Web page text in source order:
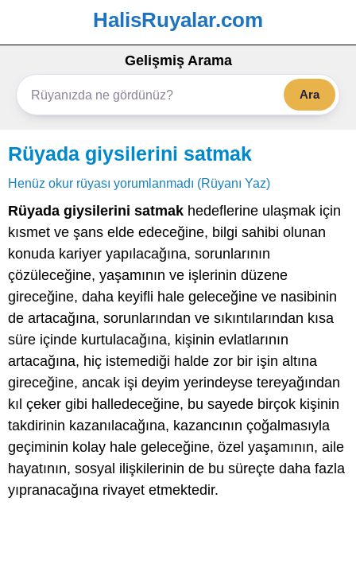
HalisRuyalar.com
Gelişmiş Arama
Ara
Rüyada giysilerini satmak
Henüz okur rüyası yorumlanmadı (Rüyanı Yaz)
Rüyada giysilerini satmak hedeflerine ulaşmak için
kısmet ve şans elde edeceğine, bilgi sahibi olunan
konuda kariyer yapılacağına, sorunlarının
çözüleceğine, yaşamının ve işlerinin düzene
gireceğine, daha keyifli hale geleceğine ve nasibinin
de artacağına, sorunlarından ve sıkıntılarından kısa
süre içinde kurtulacağına, kişinin evlatlarının
artacağına, hiç istemediği halde zor bir işin altına
gireceğine, ancak işi deyim yerindeyse tereyağından
kıl çeker gibi halledeceğine, bu sayede birçok kişinin
takdirinin kazanılacağına, kazancının çoğalmasıyla
geçiminin kolay hale geleceğine, özel yaşamının, aile
hayatının, sosyal ilişkilerinin de bu süreçte daha fazla
yıpranacağına rivayet etmektedir.